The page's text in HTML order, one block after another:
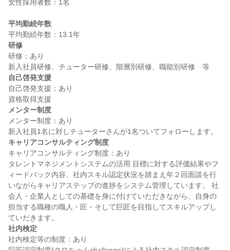
女性採用者数：1名
平均勤続年数
研修
研修：あり
自己啓発支援
自己啓発支援：あり
メンター制度
メンター制度：あり
キャリアコンサルティング制度
キャリアコンサルティング制度：あり
タレントマネジメントシステムの活用 目標に対する評価結果やフ
ィードバック内容、社内スキル認定状況を踏まえ年２回面談を行
いながらキャリアステップの進捗をシステム管理しています。 社
会人・企業人としての基礎を身に付けていただきながら、自身の
担当する職種の職人・匠・そして巨匠を目指してスキルアップし
社内検定
社内検定等の制度：あり